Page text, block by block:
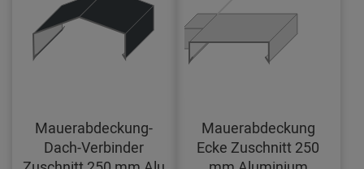
Mauerabdeckung-
Dach-Verbinder
Mauerabdeckung
Ecke Zuschnitt 250